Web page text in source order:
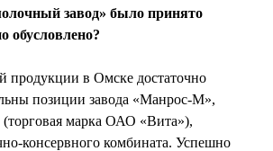
завод» было принято
обусловлено?
в Омске достаточно
позиции завода «Манрос-М»,
(торговая марка ОАО «Вита»),
консервного комбината. Успешно